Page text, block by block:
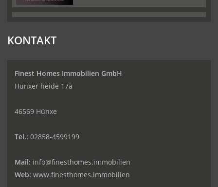
KONTAKT
Finest Homes Immobilien GmbH
Hünxer heide 17a
46569 Hünxe
Tel.: 02858-4599199
Mail: info@finesthomes.immobilien
Web: www.finesthomes.immobilien